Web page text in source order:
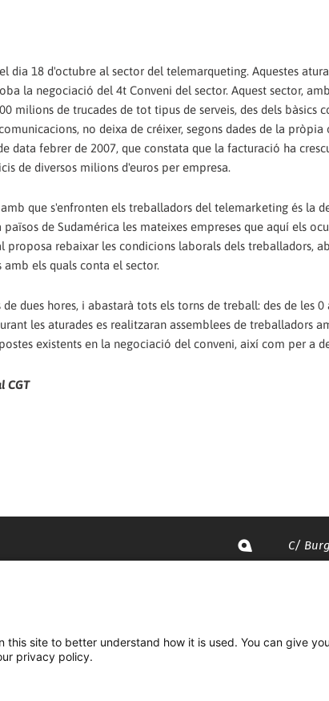
dia 18 d'octubre al sector del telemarqueting. Aquestes
la negociació del 4t Conveni del sector. Aquest sector,
milions de trucades de tot tipus de serveis, des dels bàsics
no deixa de créixer, segons dades de la
data febrer de 2007, que constata que la facturació ha
de diversos milions d'euros per empresa.
que s'enfronten els treballadors del telemarketing és la
de Sudamérica les mateixes empreses que aquí els
proposa rebaixar les condicions laborals dels treballadors,
els quals conta el sector.
dues hores, i abastarà tots els torns de treball: des de les 0
les aturades es realitzaran assemblees de treballadors
existents en la negociació del conveni, així com per a
CGT
C/
935
this site to better understand how it is used. You can give
privacy policy.